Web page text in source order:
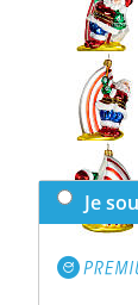
slide
Next
slide
Je